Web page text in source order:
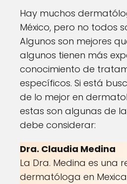
Hay muchos
México, pero no todos
Algunos son mejores
algunos tienen más
conocimiento de
específicos. Si está
de lo mejor en
estas son algunas de
debe considerar:
Dra. Claudia Medina
La Dra. Medina es una
dermatóloga en